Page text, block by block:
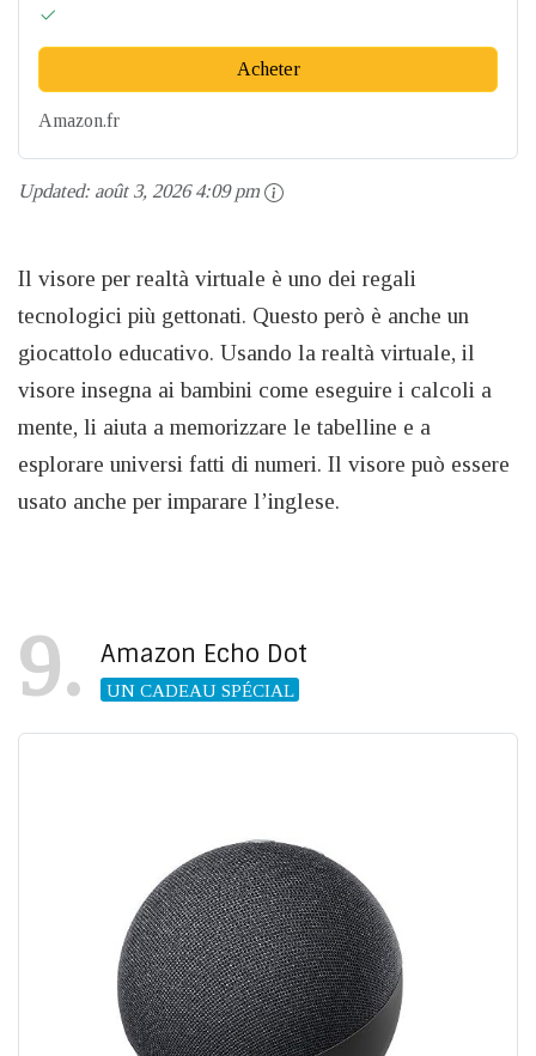
Acheter
Amazon.fr
Updated: août 3, 2026 4:09 pm
Il visore per realtà virtuale è uno dei regali
tecnologici più gettonati. Questo però è anche un
giocattolo educativo. Usando la realtà virtuale, il
visore insegna ai bambini come eseguire i calcoli a
mente, li aiuta a memorizzare le tabelline e a
esplorare universi fatti di numeri. Il visore può essere
usato anche per imparare l’inglese.
9 Amazon Echo Dot
UN CADEAU SPÉCIAL